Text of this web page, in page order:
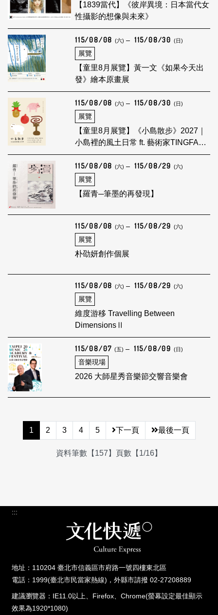
【1839當代】《彼岸異境：日本當代女
性攝影的想像與未來》
115/08/08 (六) 115/08/30 (日)
展覽
【童里8月展覽】黃一文《如果今天出
發》繪本原畫展
115/08/08 (六) 115/08/30 (日)
展覽
【童里8月展覽】《小島散步》2027｜
小島裡的風土日常 ft. 藝術家TINGFANG
創作展
115/08/08 (六) 115/08/29 (六)
展覽
【羅青─筆墨的再發現】
115/08/08 (六) 115/08/29 (六)
展覽
朴劭妍創作個展
115/08/08 (六) 115/08/29 (六)
展覽
維度游移 Travelling Between
DimensionsⅡ
115/08/07 (五) 115/08/09 (日)
音樂現場
2026 大師星秀音樂節交響音樂會
1 2 3 4 5 下一頁 最後一頁
資料筆數【157】頁數【1/16】
:::
地址：110204 臺北市信義區市府路一號四樓東北區
電話：1999(臺北市民當家熱線)，外縣市請撥 02-27208889
建議瀏覽器：IE11.0以上、Firefox、Chrome(螢幕設定最佳顯示
效果為1920*1080)